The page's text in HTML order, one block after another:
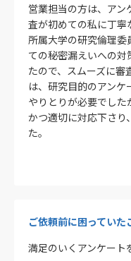
営業担当の方は、ア
査が初めての私に丁寧
所属大学の研究倫理
ての秘密漏えいへの対
たので、スムーズに
は、研究目的のアン
やりとりが必要でし
かつ適切に対応下さり
た。
ご依頼前に困っていた
満足のいくアンケート